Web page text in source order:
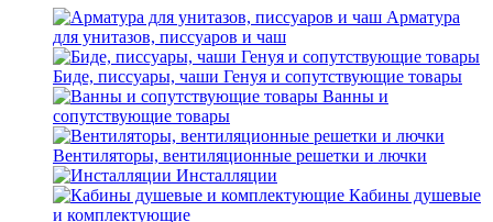
Арматура
для унитазов, писсуаров и чаш
Биде, писсуары, чаши Генуя и сопутствующие товары
Ванны и
сопутствующие товары
Вентиляторы, вентиляционные решетки и лючки
Инсталляции
Кабины душевые
и комплектующие